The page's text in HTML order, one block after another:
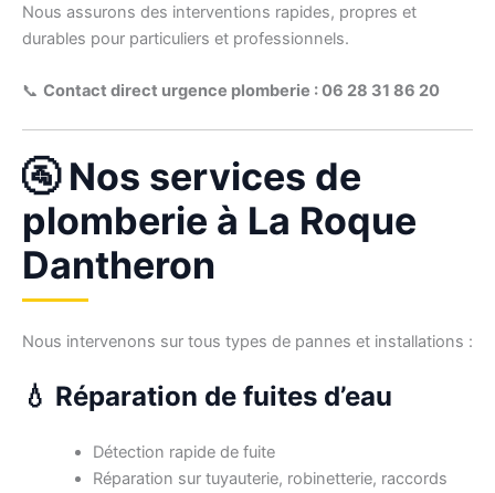
Nous assurons des interventions rapides, propres et
durables pour particuliers et professionnels.
📞 Contact direct urgence plomberie : 06 28 31 86 20
🚰 Nos services de
plomberie à La Roque
Dantheron
Nous intervenons sur tous types de pannes et installations :
💧 Réparation de fuites d’eau
Détection rapide de fuite
Réparation sur tuyauterie, robinetterie, raccords